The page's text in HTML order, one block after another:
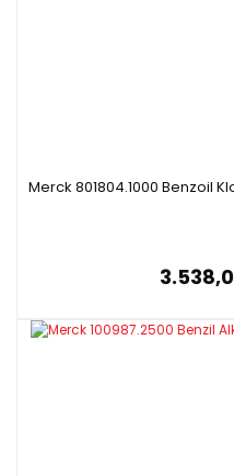
Merck 801804.1000 Benzoil